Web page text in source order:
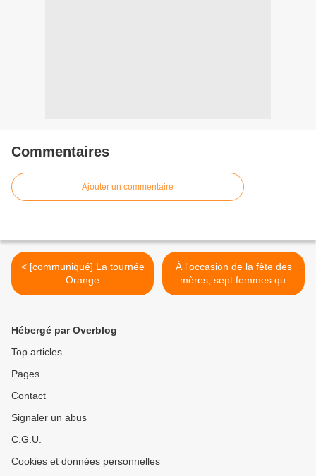
Commentaires
Ajouter un commentaire
< [communiqué] La tournée
Orange
#ForGoodConnections
À l'occasion de la fête des
mères, sept femmes qui
font un métier « dit
Hébergé par Overblog
Top articles
Pages
Contact
Signaler un abus
C.G.U.
Cookies et données personnelles